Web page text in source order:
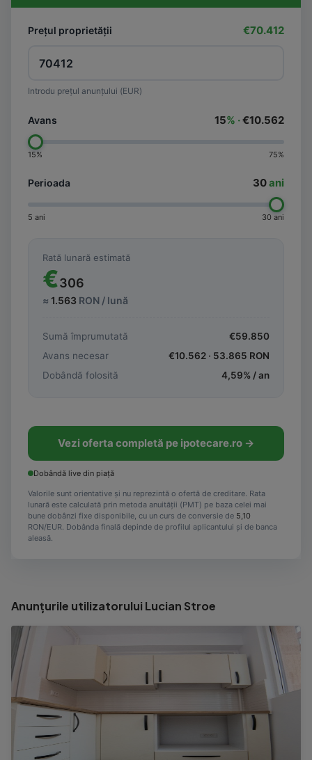
Prețul proprietății €70.412
Introdu prețul anunțului (EUR)
Avans 15% ·€10.562
15% 75%
Perioada 30ani
5 ani 30 ani
Rată lunară estimată
€306
≈ 1.563 RON / lună
Sumă împrumutată €59.850
Avans necesar
€10.562 · 53.865 RON
Dobândă folosită
4,59% / an
Vezi oferta completă pe ipotecare.ro →
Dobândă live din piață
Valorile sunt orientative și nu reprezintă o ofertă de creditare. Rata
lunară este calculată prin metoda anuității (PMT) pe baza celei mai
bune dobânzi fixe disponibile, cu un curs de conversie de 5,10
RON/EUR. Dobânda finală depinde de profilul aplicantului și de banca
aleasă.
Anunțurile utilizatorului Lucian Stroe